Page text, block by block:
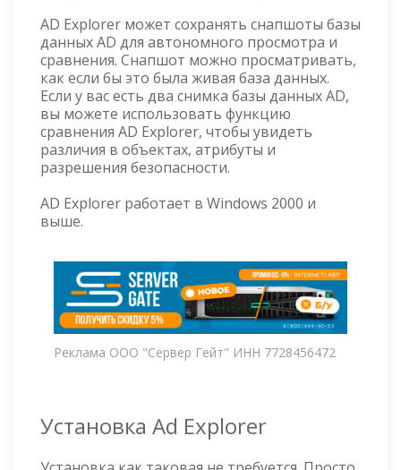
AD Explorer может сохранять снапшоты базы
данных AD для автономного просмотра и
сравнения. Снапшот можно просматривать,
как если бы это была живая база данных.
Если у вас есть два снимка базы данных AD,
вы можете использовать функцию
сравнения AD Explorer, чтобы увидеть
различия в объектах, атрибуты и
разрешения безопасности.
AD Explorer работает в Windows 2000 и
выше.
Реклама ООО "Сервер Гейт" ИНН 7728456472
Установка Ad Explorer